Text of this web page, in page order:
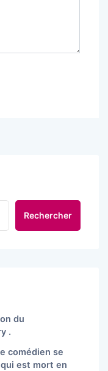
Rechercher
du
.
comédien se
qui est mort en